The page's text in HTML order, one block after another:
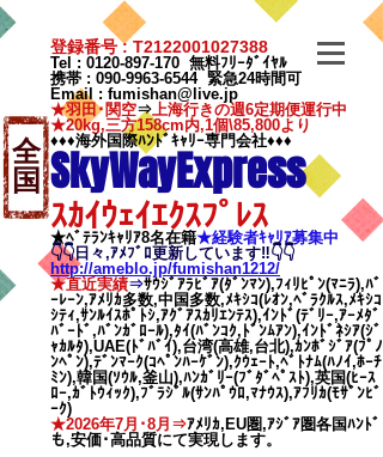
全
国
登録番号 : T2122001027388
Tel : 0120-897-170 無料ﾌﾘｰﾀﾞｲﾔﾙ
携帯 : 090-9963-6544緊急24時間可
Email : fumishan@live.jp
★羽田･関空⇒上海行きの週6定期便運行中
★20kg,三方158cm内,1個\85,800より
♦♦♦海外国際ﾊﾝﾄﾞｷｬﾘｰ専門会社♦♦♦
SkyWayExpress
ｽｶｲｳｪｲｴｸｽﾌﾟﾚｽ
★ﾍﾞﾃﾗﾝｷｬﾘｱ8名在籍★​経験者ｷｬﾘｱ募集中
👇👇日々,ｱﾒﾌﾞﾛ更新しています‼👇👇
http://ameblo.jp/fumishan1212/
★直近実績⇒ｻｳｼﾞｱﾗﾋﾞｱ(ﾀﾞﾝﾏﾝ),ﾌｨﾘﾋﾟﾝ(ﾏﾆﾗ),ﾊﾞ
ｰﾚｰﾝ,ｱﾒﾘｶ多数,中国多数,ﾒｷｼｺ(ﾚｵﾝ,ﾍﾞﾗｸﾙｽ,ﾒｷｼｺ
ｼﾃｨ,ｻﾝﾙｲｽﾎﾟﾄｼ,ｱｸﾞｱｽｶﾘｴﾝﾃｽ),ｲﾝﾄﾞ(ﾃﾞﾘｰ,ｱｰﾒﾀﾞ
ﾊﾞｰﾄﾞ,ﾊﾞﾝｶﾞﾛｰﾙ),ﾀｲ(ﾊﾞﾝｺｸ,ﾄﾞﾝﾑｱﾝ),ｲﾝﾄﾞﾈｼｱ(ｼﾞ
ｬｶﾙﾀ),UAE(ﾄﾞﾊﾞｲ),台湾(高雄,台北),ｶﾝﾎﾞｼﾞｱ(ﾌﾟﾉ
ﾝﾍﾟﾝ),ﾃﾞﾝﾏｰｸ(ｺﾍﾟﾝﾊｰｹﾞﾝ),ｸｳｪｰﾄ,ﾍﾞﾄﾅﾑ(ﾊﾉｲ,ﾎｰﾁ
ﾐﾝ),韓国(ｿｳﾙ,釜山),ﾊﾝｶﾞﾘｰ(ﾌﾞﾀﾞﾍﾟｽﾄ),英国(ﾋｰｽ
ﾛｰ,ｶﾞﾄｳｨｯｸ),ﾌﾞﾗｼﾞﾙ(ｻﾝﾊﾟｳﾛ,ﾏﾅｳｽ),ｱﾌﾘｶ(ﾓｻﾞﾝﾋﾞ
ｰｸ)
★2026年7月･8月⇒ｱﾒﾘｶ,EU圏,ｱｼﾞｱ圏各国ﾊﾝﾄﾞ
も,安価･高品質にて実現します。